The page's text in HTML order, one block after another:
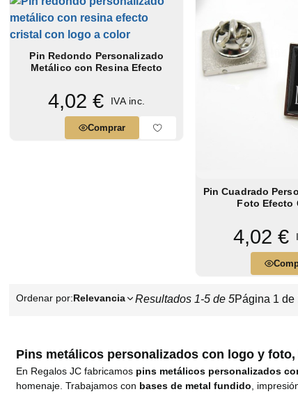
Pin Redondo Personalizado
Metálico con Resina Efecto
4,02 € IVA inc.
Comprar
Pin Cuadrado
Foto Efecto
4,02 €
Ordenar por:Relevancia Resultados 1-5 de 5Página 1 de
Pins metálicos personalizados con logo y
En Regalos JC fabricamos pins metálicos personalizados
homenaje. Trabajamos con bases de metal fundido ,